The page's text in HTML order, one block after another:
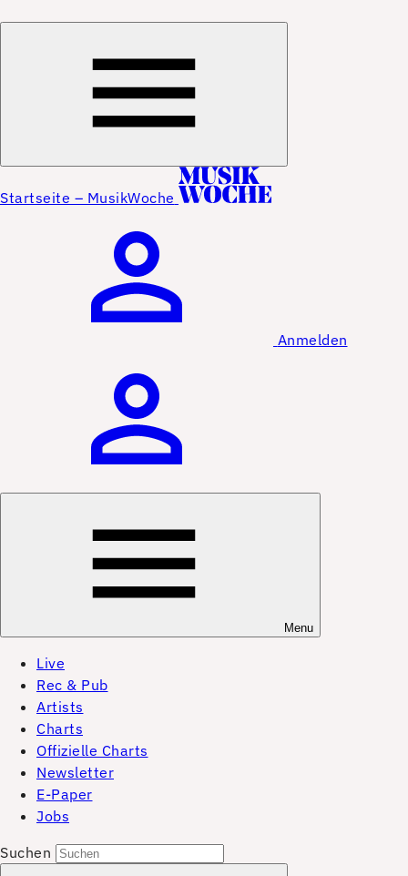
Startseite – MusikWoche
Anmelden
Menu
Live
Rec & Pub
Artists
Charts
Offizielle Charts
Newsletter
E-Paper
Jobs
Suchen